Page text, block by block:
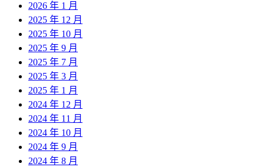
2026 年 1 月
2025 年 12 月
2025 年 10 月
2025 年 9 月
2025 年 7 月
2025 年 3 月
2025 年 1 月
2024 年 12 月
2024 年 11 月
2024 年 10 月
2024 年 9 月
2024 年 8 月